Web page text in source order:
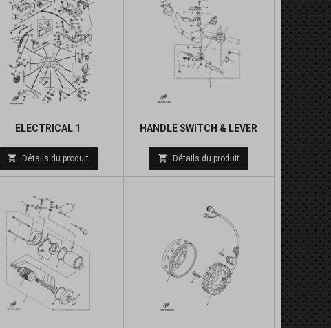
ELECTRICAL 1
Prix
de
 Détails du produit
HANDLE SWITCH & LEVER
Prix
de
 Détails du produit